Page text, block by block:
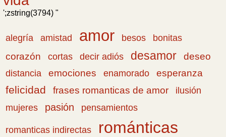
';zstring(3794) "
alegría amistad amor besos
bonitas
corazón
cortas decir adiós desamor deseo
distancia emociones enamorado esperanza
felicidad frases romanticas de amor
ilusión
mujeres
pasión pensamientos
romanticas indirectas románticas